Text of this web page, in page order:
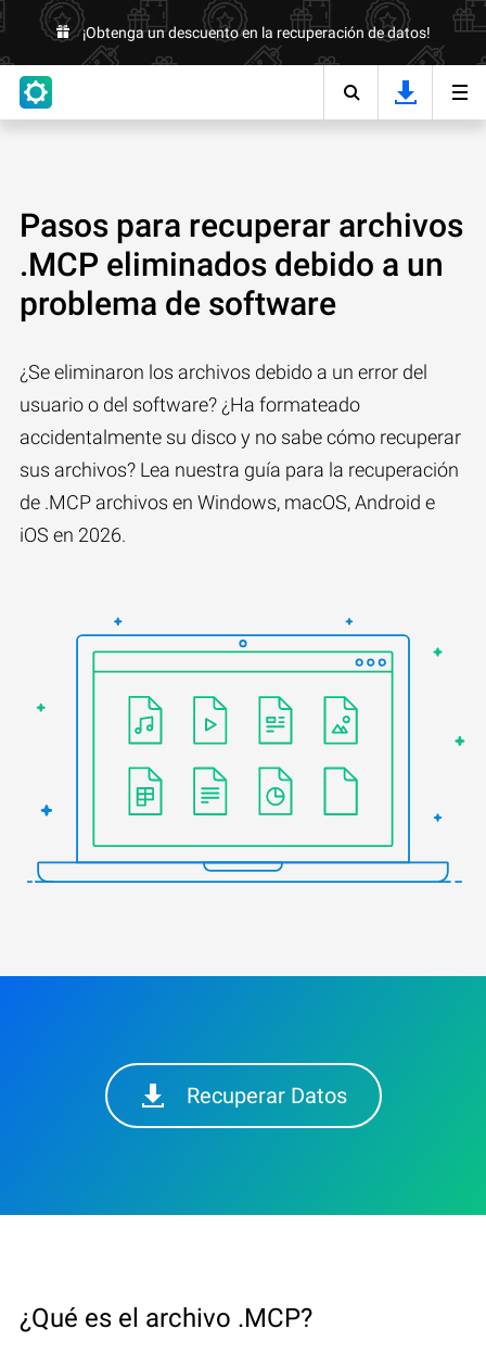
¡Obtenga un descuento en la recuperación de datos!
Pasos para recuperar archivos
.MCP eliminados debido a un
problema de software
¿Se eliminaron los archivos debido a un error del
usuario o del software? ¿Ha formateado
accidentalmente su disco y no sabe cómo recuperar
sus archivos? Lea nuestra guía para la recuperación
de .MCP archivos en Windows, macOS, Android e
iOS en 2026.
Recuperar Datos
¿Qué es el archivo .MCP?